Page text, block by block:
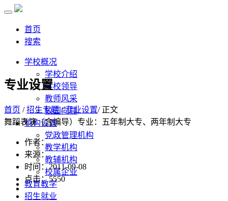
首页
搜索
学校概况
学校介绍
学校领导
教师风采
校园向导
机构设置
党政管理机构
教学机构
教辅机构
校属企业
教育教学
招生就业
专业设置
首页 /招生专题/专业设置/ 正文
舞蹈表演（含编导）专业：五年制大专、两年制大专
作者：
来源：
时间：2011-09-08
点击： 5550